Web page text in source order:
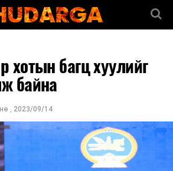
хотын багц хуулийг
байна
, 2023/09/14